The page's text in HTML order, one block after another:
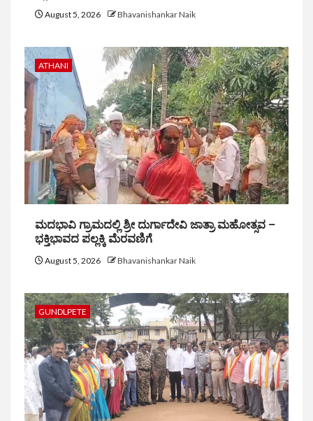
August 5, 2026 Bhavanishankar Naik
ATHANI
ಮದಭಾವಿ ಗ್ರಾಮದಲ್ಲಿ ಶ್ರೀ ದುರ್ಗಾದೇವಿ ಜಾತ್ರಾ ಮಹೋತ್ಸವ –
ಭಕ್ತಿಭಾವದ ಪಲ್ಲಕ್ಕಿ ಮೆರವಣಿಗೆ
August 5, 2026 Bhavanishankar Naik
GUNDLPETE